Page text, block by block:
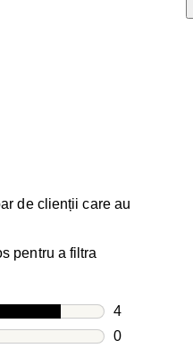
de clienții care au
pentru a filtra
4
4 recenzii
0